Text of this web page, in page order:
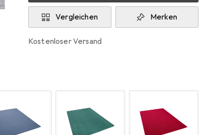
Vergleichen Merken
kostenloser Versand